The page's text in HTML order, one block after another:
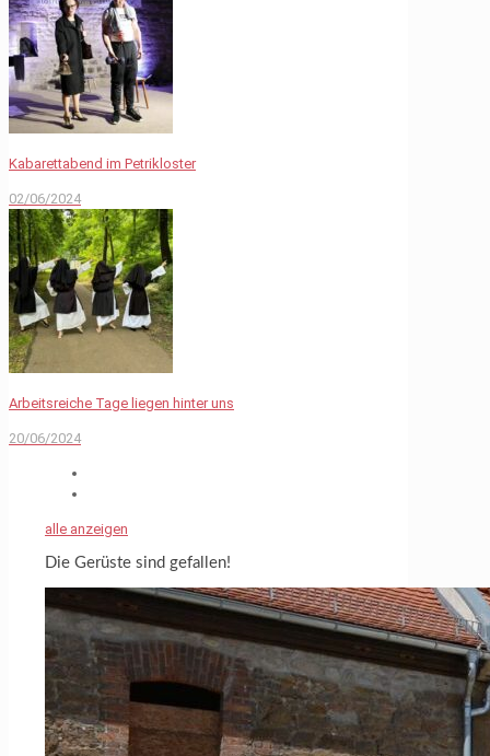
Kabarettabend im Petrikloster
02/06/2024
Arbeitsreiche Tage liegen hinter uns
20/06/2024
alle anzeigen
Die Gerüste sind gefallen!